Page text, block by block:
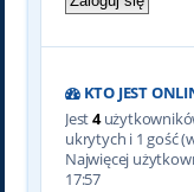
KTO JEST
Jest4
ukrytych i 1 gość
Najwięcej
17:57